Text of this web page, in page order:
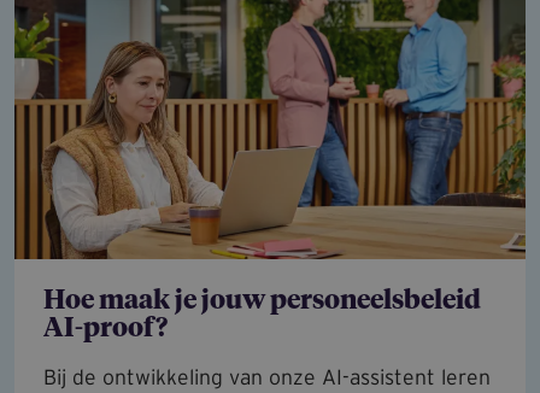
Hoe maak je jouw personeelsbeleid
AI-proof?
Bij de ontwikkeling van onze AI-assistent leren